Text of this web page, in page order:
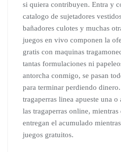
si quiera contribuyen. Entra y
catalogo de sujetadores
bañadores culotes y muchas
juegos en vivo componen la
gratis con maquinas
tantas formulaciones ni
antorcha conmigo, se pasan
para terminar perdiendo
tragaperras linea apueste una
las tragaperras online, mientras
entregan el acumulado
juegos gratuitos.